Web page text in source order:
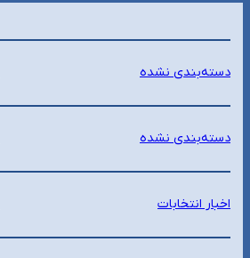
دسته‌بندی نشده
دسته‌بندی نشده
اخبار انتخابات